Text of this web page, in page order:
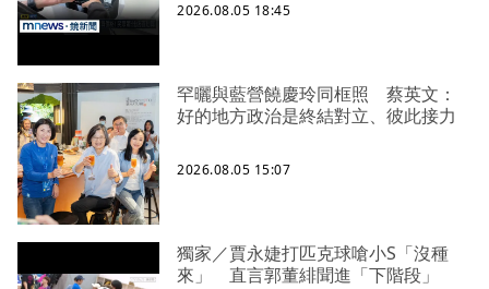
2026.08.05 18:45
罕曬與藍營饒慶玲同框照 蔡英文：
好的地方政治是終結對立、彼此接力
2026.08.05 15:07
獨家／賈永婕打匹克球嗆小S「沒種
來」 直言郭董緋聞進「下階段」